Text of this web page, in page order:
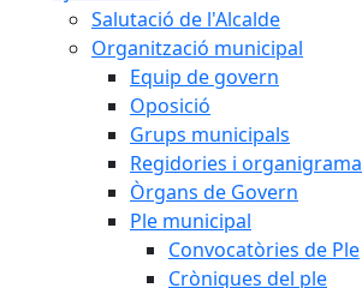
Salutació de l'Alcalde
Organització municipal
Equip de govern
Oposició
Grups municipals
Regidories i organigrama
Òrgans de Govern
Ple municipal
Convocatòries de Ple
Cròniques del ple